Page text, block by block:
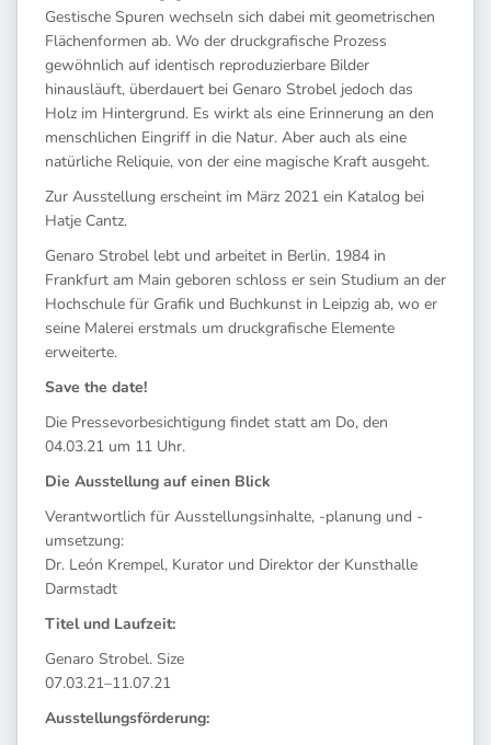
Gestische Spuren wechseln sich dabei mit geometrischen
Flächenformen ab. Wo der druckgrafische Prozess
gewöhnlich auf identisch reproduzierbare Bilder
hinausläuft, überdauert bei Genaro Strobel jedoch das
Holz im Hintergrund. Es wirkt als eine Erinnerung an den
menschlichen Eingriff in die Natur. Aber auch als eine
natürliche Reliquie, von der eine magische Kraft ausgeht.
Zur Ausstellung erscheint im März 2021 ein Katalog bei
Hatje Cantz.
Genaro Strobel lebt und arbeitet in Berlin. 1984 in
Frankfurt am Main geboren schloss er sein Studium an der
Hochschule für Grafik und Buchkunst in Leipzig ab, wo er
seine Malerei erstmals um druckgrafische Elemente
erweiterte.
Save the date!
Die Pressevorbesichtigung findet statt am Do, den
04.03.21 um 11 Uhr.
Die Ausstellung auf einen Blick
Verantwortlich für Ausstellungsinhalte, -planung und -
umsetzung:
Dr. León Krempel, Kurator und Direktor der Kunsthalle
Darmstadt
Titel und Laufzeit:
Genaro Strobel. Size
07.03.21–11.07.21
Ausstellungsförderung: